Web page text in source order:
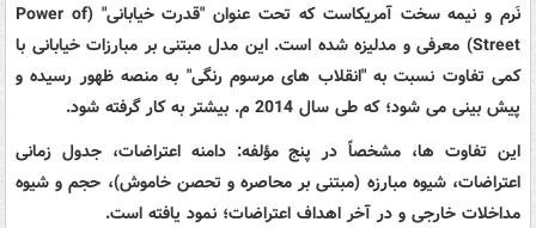
نَرم و نیمه سخت آمریکاست که تحت عنوان "قدرت خیابانی"
(
Power of
Street) معرفی و مدلیزه شده است. این مدل مبتنی بر مبارزات خیابانی با
کمی تفاوت نسبت به"انقلاب های مرسوم رنگی" به منصه ظهور رسیده و
پیش بینی می شود؛ که طی سال 2014 م. بیشتر به کار گرفته شود.
این تفاوت ها، مشخصاً در پنج مؤلفه: دامنه اعتراضات، جدول زمانی
اعتراضات، شیوه مبارزه (مبتنی بر محاصره و تحصن خاموش)، حجم و شیوه
مداخلات خارجی و در آخر اهداف اعتراضات؛ نمود یافته است.